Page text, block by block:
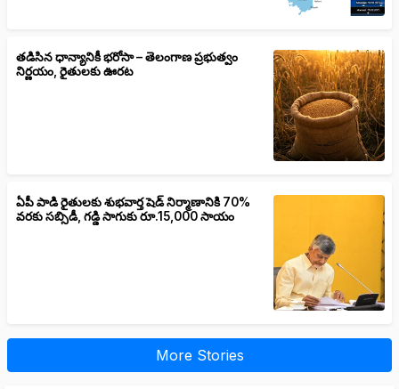
తడిసిన ధాన్యానికీ భరోసా – తెలంగాణ ప్రభుత్వం
నిర్ణయం, రైతులకు ఊరట
ఏపీ పాడి రైతులకు శుభవార్త షెడ్ నిర్మాణానికి 70%
వరకు సబ్సిడీ, గడ్డి సాగుకు రూ.15,000 సాయం
More Stories